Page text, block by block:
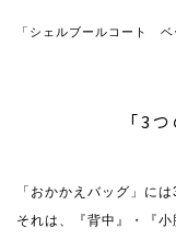
「シェルブールコート
「3
「おかかえバッグ」に
それは、『背中』・『小